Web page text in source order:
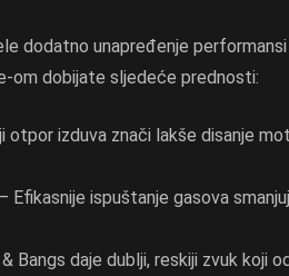
dodatno unapređenje
om dobijate sljedeće prednosti:
otpor izduva znači lakše disanje
– Efikasnije ispuštanje gasova
Bangs daje dublji, reskiji zvuk koji